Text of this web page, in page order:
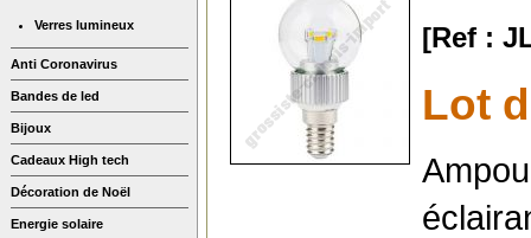
Verres lumineux
Anti Coronavirus
Bandes de led
Bijoux
Cadeaux High tech
Décoration de Noël
Energie solaire
[Ref :
Lot